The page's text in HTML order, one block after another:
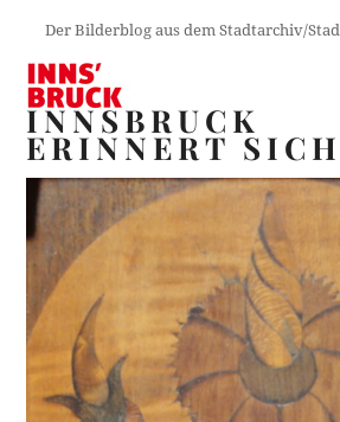
Der Bilderblog aus dem Stadtarchiv/
INNSBRUCK
ERINNERT SICH